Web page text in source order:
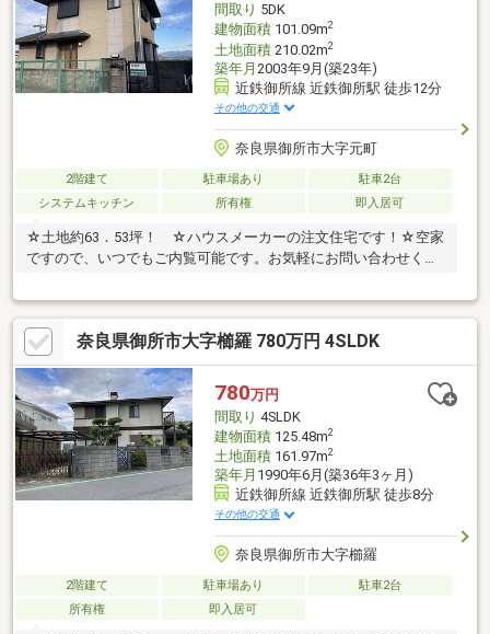
間取り 5DK
建物面積101.09m2
土地面積210.02m2
築年月 2003年9月(築23年)
近鉄御所線 近鉄御所駅 徒歩12分
その他の交通
奈良県御所市大字元町
2階建て 駐車場あり
駐車2台
システムキッチン
所有権 即入居可
☆土地約63．53坪！ ☆ハウスメーカーの注文住宅です！☆空家
ですので、いつでもご内覧可能です。お気軽にお問い合わせくだ
奈良県御所市大字櫛羅 780万円 4SLDK
780万円
間取り 4SLDK
建物面積125.48m2
土地面積161.97m2
築年月 1990年6月(築36年3ヶ月)
近鉄御所線 近鉄御所駅 徒歩8分
その他の交通
奈良県御所市大字櫛羅
2階建て 駐車場あり
駐車2台
所有権
即入居可